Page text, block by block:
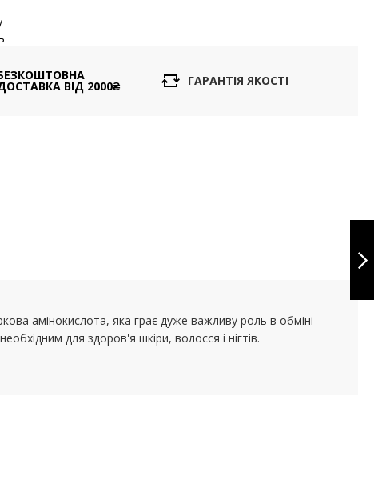
ВІД 2000₴ ГАРАНТІЯ ЯКОСТІ
амінокислота, яка грає дуже важливу роль в обміні
для здоров'я шкіри, волосся і нігтів.